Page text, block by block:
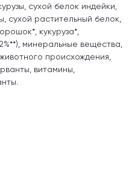
сухой белок индейки,
сухой растительный белок,
кукуруза*,
минеральные вещества,
происхождения,
витамины,